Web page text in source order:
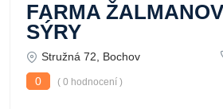
FARMA
SÝRY
Stružná 72, Bochov
0
( 0 hodnocení )